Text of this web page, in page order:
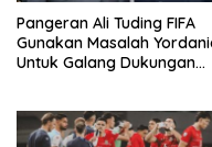
Pangeran Ali Tuding FIFA
Gunakan Masalah
Untuk Galang Dukungan